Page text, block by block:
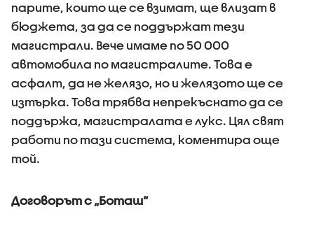
парите, които ще се взимат, ще влизат в
бюджета, за да се поддържат тези
магистрали. Вече имаме по 50 000
автомобила по магистралите. Това е
асфалт, да не желязо, но и желязото ще се
изтърка. Това трябва непрекъснато да се
поддържа, магистралата е лукс. Цял свят
работи по тази система, коментира още
той.
Договорът с „Боташ“